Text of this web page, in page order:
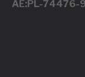
AE:PL-74476-